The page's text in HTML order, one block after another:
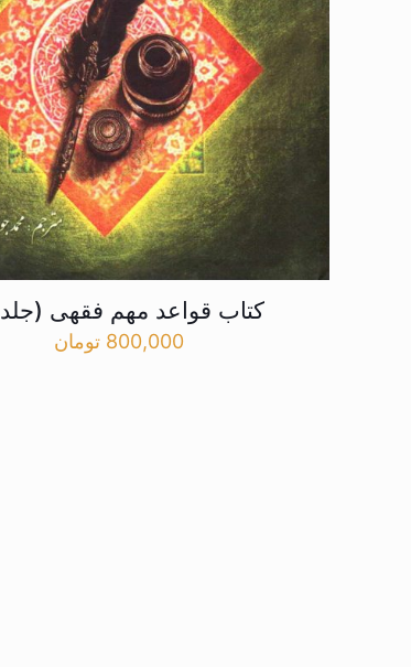
کتاب قواعد مهم فقهی (جلد 1)
800,000 تومان